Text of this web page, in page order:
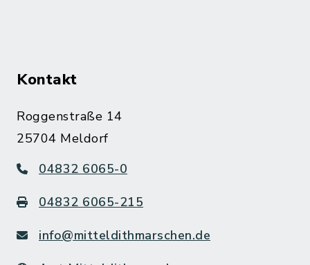
Kontakt
Roggenstraße 14
25704 Meldorf
04832 6065-0
04832 6065-215
info@mitteldithmarschen.de